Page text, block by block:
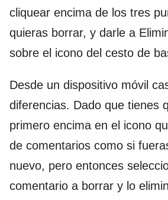
cliquear encima de los tres
quieras borrar, y darle a
sobre el icono del cesto de
Desde un dispositivo móvil
diferencias. Dado que tienes
primero encima en el icono
de comentarios como si
nuevo, pero entonces
comentario a borrar y lo